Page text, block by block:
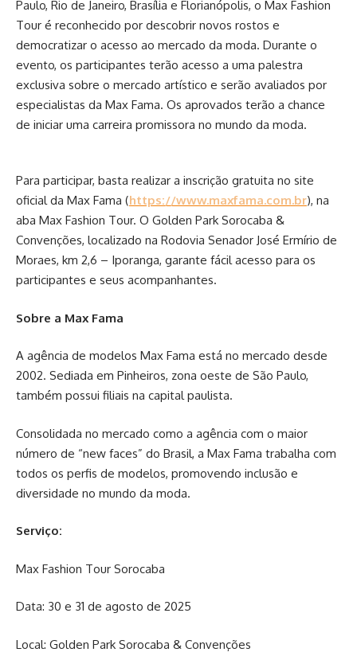
Paulo, Rio de Janeiro, Brasília e Florianópolis, o Max Fashion
Tour é reconhecido por descobrir novos rostos e
democratizar o acesso ao mercado da moda. Durante o
evento, os participantes terão acesso a uma palestra
exclusiva sobre o mercado artístico e serão avaliados por
especialistas da Max Fama. Os aprovados terão a chance
de iniciar uma carreira promissora no mundo da moda.
Para participar, basta realizar a inscrição gratuita no site
oficial da Max Fama (https://www.maxfama.com.br), na
aba Max Fashion Tour. O Golden Park Sorocaba &
Convenções, localizado na Rodovia Senador José Ermírio de
Moraes, km 2,6 – Iporanga, garante fácil acesso para os
participantes e seus acompanhantes.
Sobre a Max Fama
A agência de modelos Max Fama está no mercado desde
2002. Sediada em Pinheiros, zona oeste de São Paulo,
também possui filiais na capital paulista.
Consolidada no mercado como a agência com o maior
número de “new faces” do Brasil, a Max Fama trabalha com
todos os perfis de modelos, promovendo inclusão e
diversidade no mundo da moda.
Serviço:
Max Fashion Tour Sorocaba
Data: 30 e 31 de agosto de 2025
Local: Golden Park Sorocaba & Convenções